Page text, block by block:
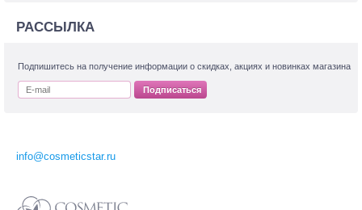
РАССЫЛКА
Подпишитесь на получение информации о скидках, акциях и новинках магазина
Подписаться
info@cosmeticstar.ru